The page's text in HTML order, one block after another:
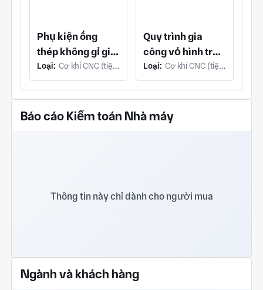
Phụ kiện ống
thép không gỉ gia
công có ren
Loại: Cơ khí CNC (tiện CNC)
Quy trình gia
công vỏ hình trụ
có ren
Loại: Cơ khí CNC (tiện CNC)
Báo cáo Kiểm toán Nhà máy
Thông tin này chỉ dành cho người mua
Ngành và khách hàng